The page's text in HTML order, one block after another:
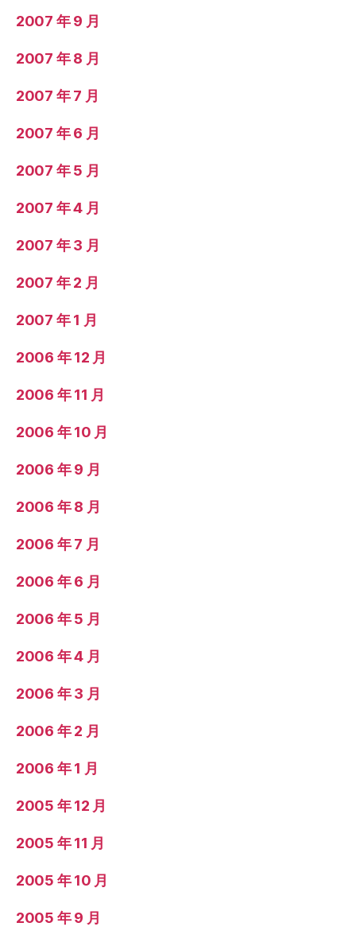
2007 年 9 月
2007 年 8 月
2007 年 7 月
2007 年 6 月
2007 年 5 月
2007 年 4 月
2007 年 3 月
2007 年 2 月
2007 年 1 月
2006 年 12 月
2006 年 11 月
2006 年 10 月
2006 年 9 月
2006 年 8 月
2006 年 7 月
2006 年 6 月
2006 年 5 月
2006 年 4 月
2006 年 3 月
2006 年 2 月
2006 年 1 月
2005 年 12 月
2005 年 11 月
2005 年 10 月
2005 年 9 月